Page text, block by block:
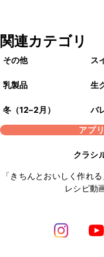
関連カテゴリ
その他 ス
乳製品 生
冬（12–2月）
バ
アプ
クラシ
「きちんとおいしく作れ
レシピ動